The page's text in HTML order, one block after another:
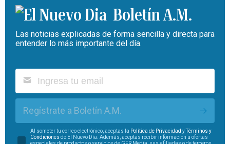
Boletín A.M.
Las noticias explicadas de forma sencilla y directa para
entender lo más importante del día.
Regístrate a Boletín A.M.
Al someter tu correo electrónico, aceptas la Política de Privacidad yTérminos y
Condiciones de El Nuevo Día. Además, aceptas recibir información u ofertas